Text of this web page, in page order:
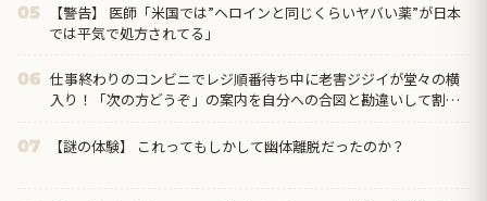
05
【警告】 医師「米国では”ヘロインと同じくらいヤバい薬”が日本
では平気で処方されてる」
06 仕事終わりのコンビニでレジ順番待ち中に老害ジジイが堂々の横
入り！「次の方どうぞ」の案内を自分への合図と勘違いして割り
07 【謎の体験】 これってもしかして幽体離脱だったのか？